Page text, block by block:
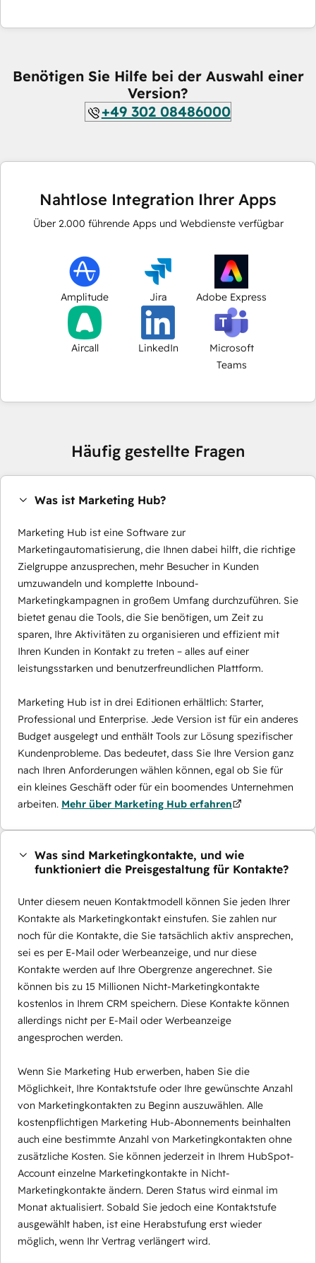
Benötigen Sie Hilfe bei der Auswahl einer
Version?
+49 302 08486000
Nahtlose Integration Ihrer Apps
Über 2.000 führende Apps und Webdienste verfügbar
Amplitude Jira Adobe Express
Aircall LinkedIn
Microsoft
Teams
Häufig gestellte Fragen
Was ist Marketing Hub?
Marketing Hub ist eine Software zur
Marketingautomatisierung, die Ihnen dabei hilft, die richtige
Zielgruppe anzusprechen, mehr Besucher in Kunden
umzuwandeln und komplette Inbound-
Marketingkampagnen in großem Umfang durchzuführen. Sie
bietet genau die Tools, die Sie benötigen, um Zeit zu
sparen, Ihre Aktivitäten zu organisieren und effizient mit
Ihren Kunden in Kontakt zu treten – alles auf einer
leistungsstarken und benutzerfreundlichen Plattform.
Marketing Hub ist in drei Editionen erhältlich: Starter,
Professional und Enterprise. Jede Version ist für ein anderes
Budget ausgelegt und enthält Tools zur Lösung spezifischer
Kundenprobleme. Das bedeutet, dass Sie Ihre Version ganz
nach Ihren Anforderungen wählen können, egal ob Sie für
ein kleines Geschäft oder für ein boomendes Unternehmen
arbeiten. Mehr über Marketing Hub erfahren
Was sind Marketingkontakte, und wie
funktioniert die Preisgestaltung für Kontakte?
Unter diesem neuen Kontaktmodell können Sie jeden Ihrer
Kontakte als Marketingkontakt einstufen. Sie zahlen nur
noch für die Kontakte, die Sie tatsächlich aktiv ansprechen,
sei es per E-Mail oder Werbeanzeige, und nur diese
Kontakte werden auf Ihre Obergrenze angerechnet. Sie
können bis zu 15 Millionen Nicht-Marketingkontakte
kostenlos in Ihrem CRM speichern. Diese Kontakte können
allerdings nicht per E-Mail oder Werbeanzeige
angesprochen werden.
Wenn Sie Marketing Hub erwerben, haben Sie die
Möglichkeit, Ihre Kontaktstufe oder Ihre gewünschte Anzahl
von Marketingkontakten zu Beginn auszuwählen. Alle
kostenpflichtigen Marketing Hub-Abonnements beinhalten
auch eine bestimmte Anzahl von Marketingkontakten ohne
zusätzliche Kosten. Sie können jederzeit in Ihrem HubSpot-
Account einzelne Marketingkontakte in Nicht-
Marketingkontakte ändern. Deren Status wird einmal im
Monat aktualisiert. Sobald Sie jedoch eine Kontaktstufe
ausgewählt haben, ist eine Herabstufung erst wieder
möglich, wenn Ihr Vertrag verlängert wird.